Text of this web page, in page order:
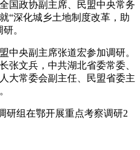
国政协副主席、民盟中央常务
“深化城乡土地制度改革，助
。
中央副主席张道宏参加调研。
张文兵，中共湖北省委常委、
大常委会副主任、民盟省委主